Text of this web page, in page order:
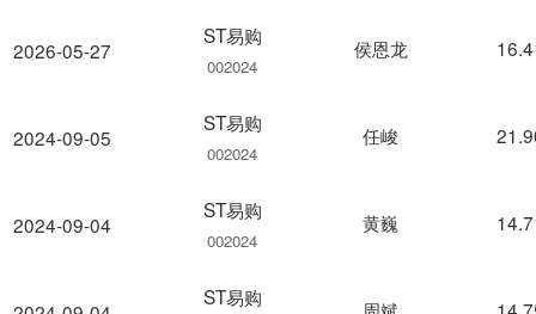
2026-05-27
2024-09-05
2024-09-04
ST易购
002024
侯恩龙
ST易购
002024
任峻
ST易购
002024
黄巍
ST易购